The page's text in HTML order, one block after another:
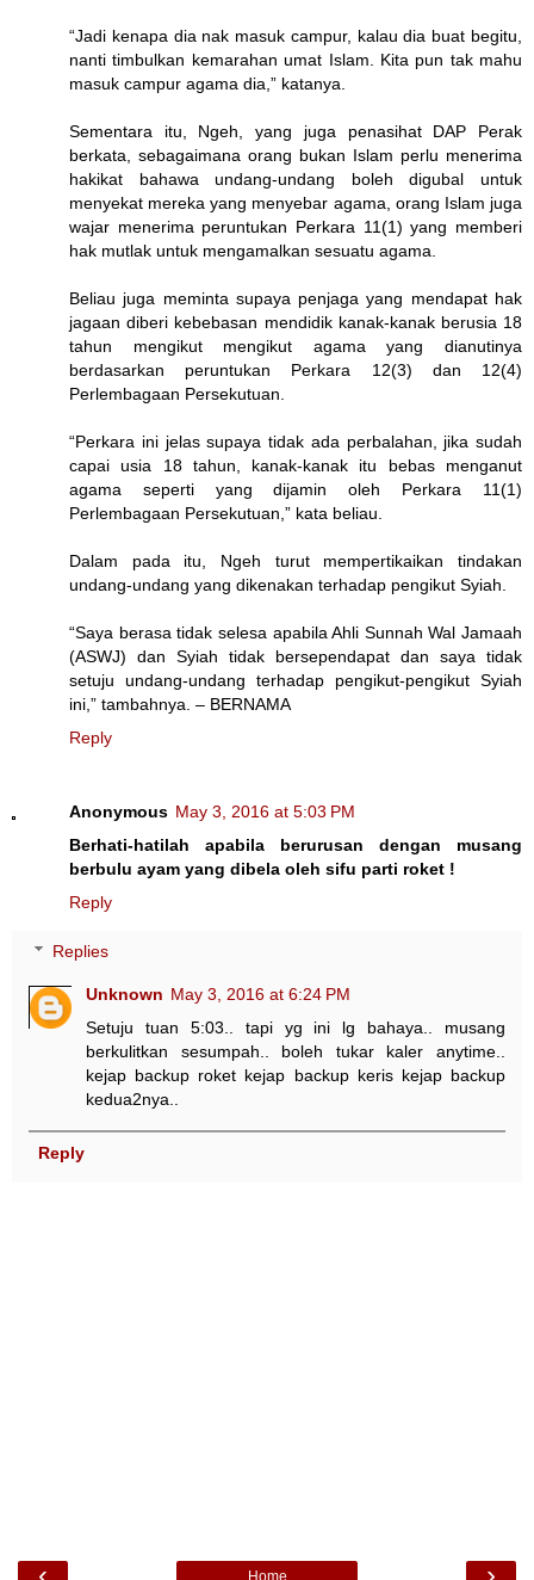
“Jadi kenapa dia nak masuk campur, kalau dia buat begitu,
nanti timbulkan kemarahan umat Islam. Kita pun tak mahu
masuk campur agama dia,” katanya.
Sementara itu, Ngeh, yang juga penasihat DAP Perak
berkata, sebagaimana orang bukan Islam perlu menerima
hakikat bahawa undang-undang boleh digubal untuk
menyekat mereka yang menyebar agama, orang Islam juga
wajar menerima peruntukan Perkara 11(1) yang memberi
hak mutlak untuk mengamalkan sesuatu agama.
Beliau juga meminta supaya penjaga yang mendapat hak
jagaan diberi kebebasan mendidik kanak-kanak berusia 18
tahun mengikut mengikut agama yang dianutinya
berdasarkan peruntukan Perkara 12(3) dan 12(4)
Perlembagaan Persekutuan.
“Perkara ini jelas supaya tidak ada perbalahan, jika sudah
capai usia 18 tahun, kanak-kanak itu bebas menganut
agama seperti yang dijamin oleh Perkara 11(1)
Perlembagaan Persekutuan,” kata beliau.
Dalam pada itu, Ngeh turut mempertikaikan tindakan
undang-undang yang dikenakan terhadap pengikut Syiah.
“Saya berasa tidak selesa apabila Ahli Sunnah Wal Jamaah
(ASWJ) dan Syiah tidak bersependapat dan saya tidak
setuju undang-undang terhadap pengikut-pengikut Syiah
ini,” tambahnya. – BERNAMA
Reply
Anonymous May 3, 2016 at 5:03 PM
Berhati-hatilah apabila berurusan dengan musang
berbulu ayam yang dibela oleh sifu parti roket !
Reply
Replies
Unknown May 3, 2016 at 6:24 PM
Setuju tuan 5:03.. tapi yg ini lg bahaya.. musang
berkulitkan sesumpah.. boleh tukar kaler anytime..
kejap backup roket kejap backup keris kejap backup
kedua2nya..
Reply